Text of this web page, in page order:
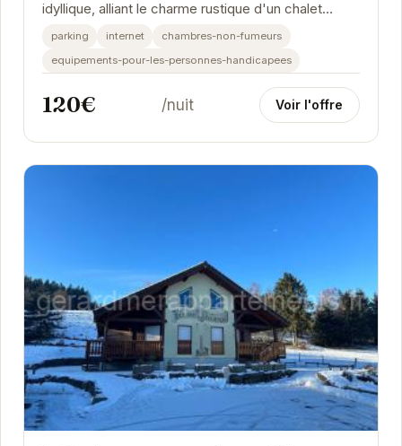
idyllique, alliant le charme rustique d'un chalet
traditionnel au confort moderne. Profitez d'un...
parking internet
chambres-non-fumeurs
equipements-pour-les-personnes-handicapees
120€ /nuit Voir l'offre